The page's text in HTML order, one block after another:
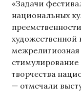
«Задачи
национальных
художественной
межрелигиозная
стимулирование
творчества
— отмечали